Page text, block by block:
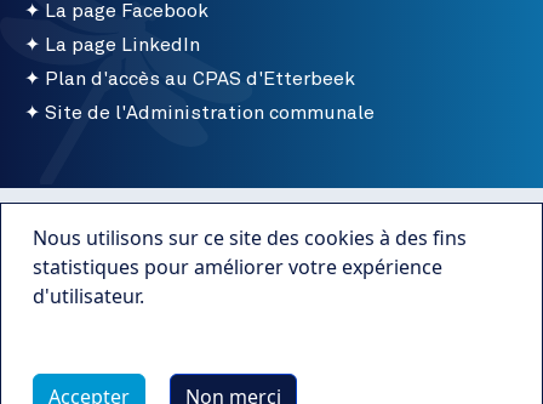
La page Facebook
La page LinkedIn
Plan d'accès au CPAS d'Etterbeek
Site de l'Administration communale
Menu bottom
Mentions légales
Nous utilisons sur ce site des cookies à des fins
statistiques pour améliorer votre expérience
d'utilisateur.
Accepter
Non merci